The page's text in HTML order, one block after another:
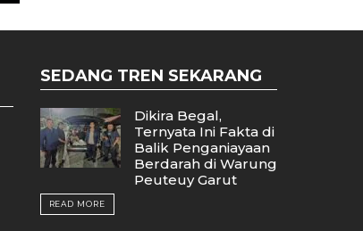
SEDANG TREN SEKARANG
Dikira Begal,
Ternyata Ini Fakta di
Balik Penganiayaan
Berdarah di Warung
Peuteuy Garut
READ MORE